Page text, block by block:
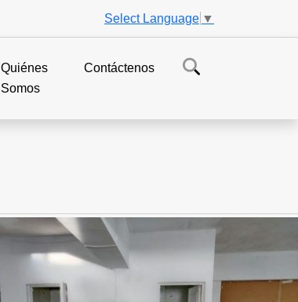
Select Language ▼
Quiénes
Somos
Contáctenos